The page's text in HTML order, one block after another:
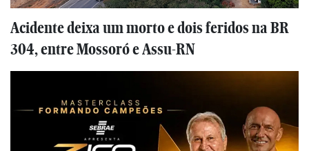
Acidente deixa um morto e dois feridos na BR
304, entre Mossoró e Assu-RN